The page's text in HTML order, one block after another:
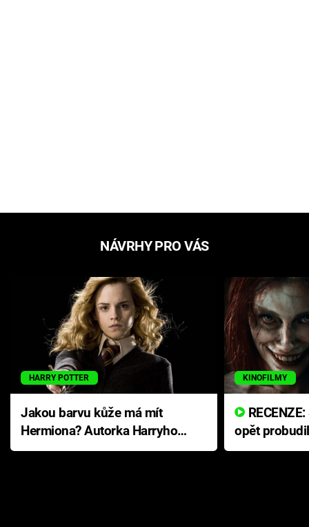
NÁVRHY PRO VÁS
HARRY POTTER
Jakou barvu kůže má mít
Hermiona? Autorka Harryho
Pottera přišla s ráznou
KINOFILMY
opět
přichází s